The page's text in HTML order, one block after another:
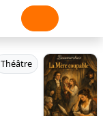
Théâtre